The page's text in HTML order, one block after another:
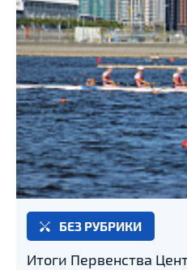
БЕЗ РУБРИКИ
Итоги Первенства